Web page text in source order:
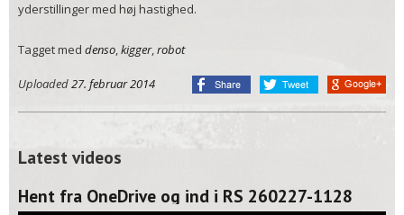
yderstillinger med høj hastighed.
Tagget med denso,kigger,robot
Uploaded27. februar 2014
Latest videos
Hent fra OneDrive og ind i RS 260227-1128